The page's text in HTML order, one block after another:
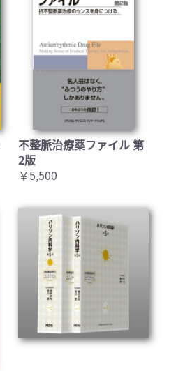
不整脈治療薬ファイル 第
2版
￥5,500